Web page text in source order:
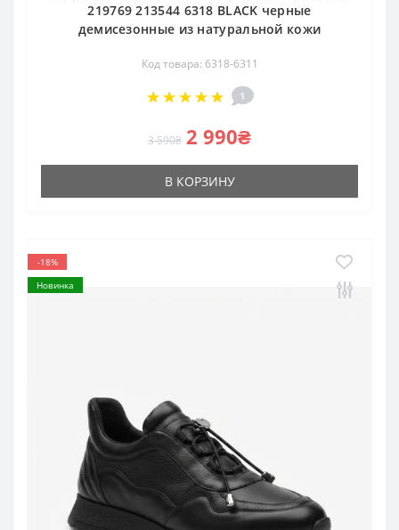
219769 213544 6318 BLACK черные
демисезонные из натуральной кожи
Код товара: 6318-6311
1
3 590₴ 2 990₴
В КОРЗИНУ
-18%
Новинка